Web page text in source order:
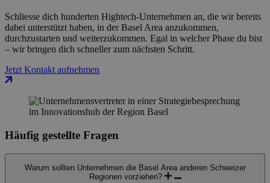
Schliesse dich hunderten Hightech-Unternehmen an, die wir bereits
dabei unterstützt haben, in der Basel Area anzukommen,
durchzustarten und weiterzukommen. Egal in welcher Phase du bist
– wir bringen dich schneller zum nächsten Schritt.
Jetzt Kontakt aufnehmen
Häufig gestellte Fragen
Warum sollten Unternehmen die Basel Area anderen Schweizer
Regionen vorziehen?